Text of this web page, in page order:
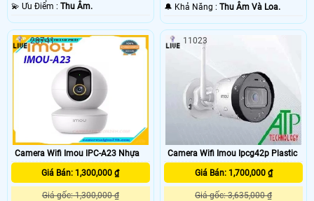
️💫 Ưu Điểm : Thu Âm.
️🔔 Khả Năng :Thu Âm Và Loa.
Camera Wifi Imou IPC-A23 Nhựa
Giá Bán: 1,300,000 ₫
Giá gốc: 1,300,000 ₫
28741
Camera Wifi Imou Ipcg42p Plastic
Giá Bán: 1,700,000 ₫
Giá gốc: 3,635,000 ₫
11023